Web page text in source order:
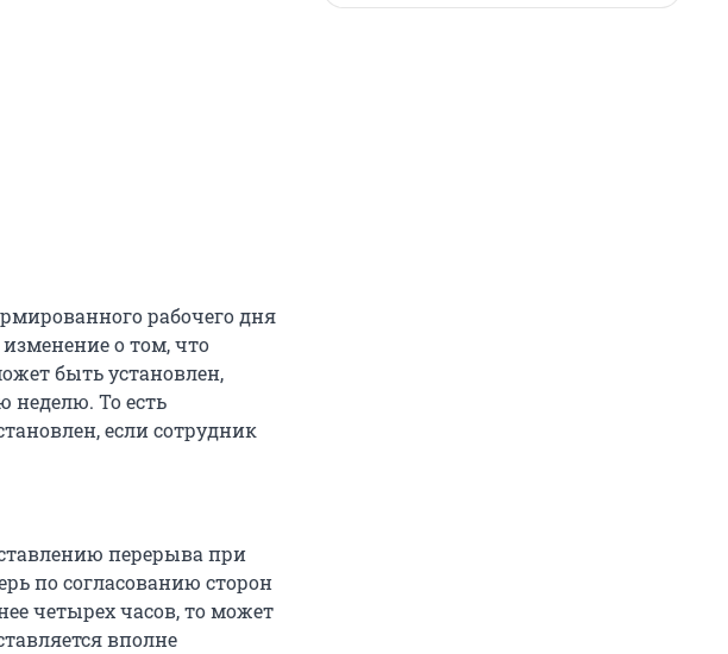
рабочего дня
о том, что
быть установлен,
неделю. То есть
если сотрудник
перерыва при
по согласованию сторон
четырех часов, то может
вполне